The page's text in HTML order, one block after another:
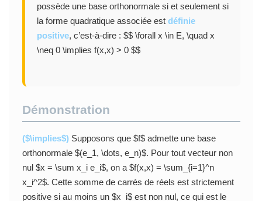
possède une base orthonormale si et seulement si
la forme quadratique associée est définie
positive, c’est-à-dire : $$ \forall x \in E, \quad x
\neq 0 \implies f(x,x) > 0 $$
Démonstration
($\implies$)Supposons que $f$ admette une base
orthonormale $(e_1, \dots, e_n)$. Pour tout vecteur non
nul $x = \sum x_i e_i$, on a $f(x,x) = \sum_{i=1}^n
x_i^2$. Cette somme de carrés de réels est strictement
positive si au moins un $x_i$ est non nul, ce qui est le